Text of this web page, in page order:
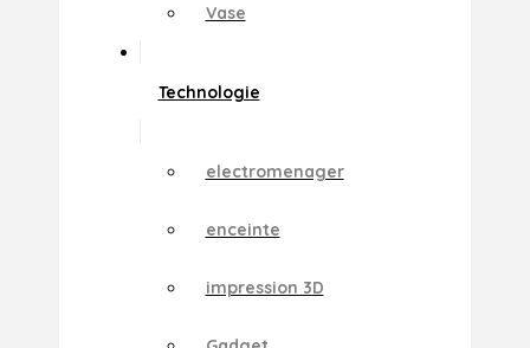
Vase
Technologie
electromenager
enceinte
impression 3D